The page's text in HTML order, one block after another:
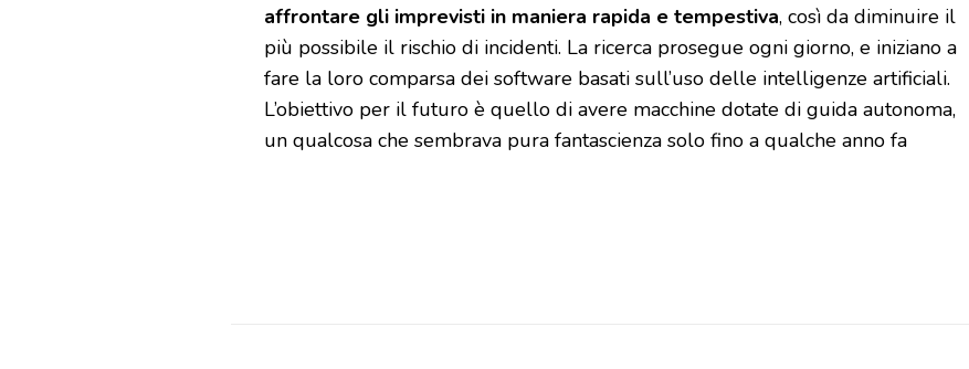
affrontare gli imprevisti in maniera rapida e tempestiva, così da diminuire il
più possibile il rischio di incidenti. La ricerca prosegue ogni giorno, e iniziano a
fare la loro comparsa dei software basati sull’uso delle intelligenze artificiali.
L’obiettivo per il futuro è quello di avere macchine dotate di guida autonoma,
un qualcosa che sembrava pura fantascienza solo fino a qualche anno fa